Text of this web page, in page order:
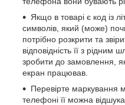
Якщо в товарі є код із
символів, який (може)
потрібно розкрити та
відповідність її з
зробити до замовлення,
екран працював.
Перевірте маркування
телефоні її можна